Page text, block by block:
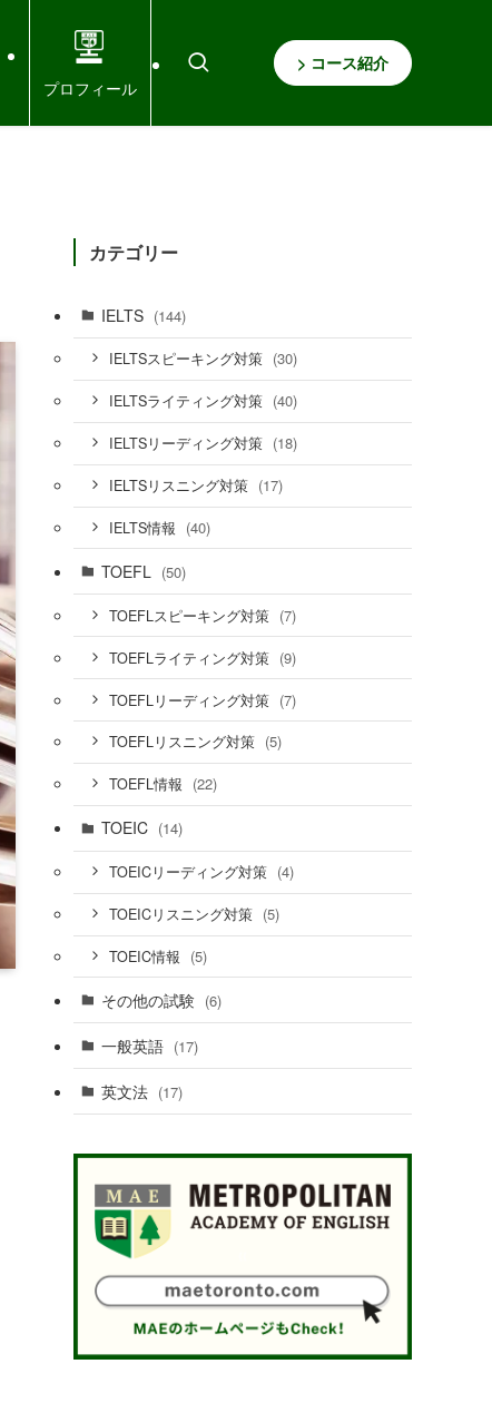
プロフィール
> コース紹介
カテゴリー
IELTS (144)
IELTSスピーキング対策 (30)
IELTSライティング対策 (40)
IELTSリーディング対策 (18)
IELTSリスニング対策 (17)
IELTS情報 (40)
TOEFL (50)
TOEFLスピーキング対策 (7)
TOEFLライティング対策 (9)
TOEFLリーディング対策 (7)
TOEFLリスニング対策 (5)
TOEFL情報 (22)
TOEIC (14)
TOEICリーディング対策 (4)
TOEICリスニング対策 (5)
TOEIC情報 (5)
その他の試験 (6)
一般英語 (17)
英文法 (17)